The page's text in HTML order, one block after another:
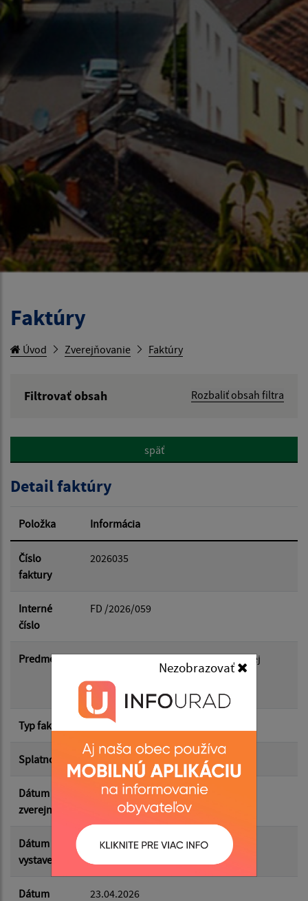
Nezobrazovať
Faktúry
Úvod Zverejňovanie Faktúry
Filtrovať obsah
Rozbaliť obsah filtra
Hľadať v:
Dátum od:
Dátum do:
Suma od:
Filtrovať Reset
späť
Detail faktúry
Položka Informácia
Číslo
faktury
2026035
Interné
číslo
FD /2026/059
Predmet
Spracovanie prípravnej a projektovej
dokumentácie pre stavbu Sociálne
nájomné bývanie v obci Janice
Typ faktúry dodávateľská
Splatnosť 03.05.2026
Dátum
zverejnenia
12.05.2026
Dátum
vystavenia
23.04.2026
Dátum 23.04.2026